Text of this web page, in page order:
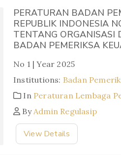
PERATURAN BADAN
REPUBLIK INDONESIA
TENTANG ORGANISASI
BADAN PEMERIKSA
No 1 | Year 2025
Institutions: Badan
In Peraturan Lembaga
ByAdmin Regulasip
View Details